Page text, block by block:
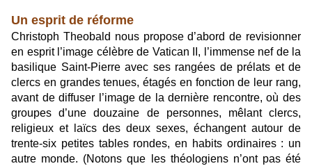
Un esprit de réforme
Christoph Theobald nous propose d’abord de revisionner
en esprit l’image célèbre de Vatican II, l’immense nef de la
basilique Saint-Pierre avec ses rangées de prélats et de
clercs en grandes tenues, étagés en fonction de leur rang,
avant de diffuser l’image de la dernière rencontre, où des
groupes d’une douzaine de personnes, mêlant clercs,
religieux et laïcs des deux sexes, échangent autour de
trente-six petites tables rondes, en habits ordinaires : un
autre monde. (Notons que les théologiens n’ont pas été